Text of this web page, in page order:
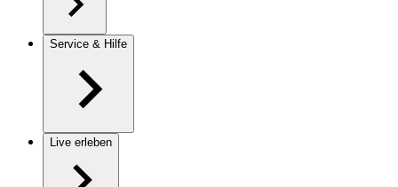
Service & Hilfe
Live erleben